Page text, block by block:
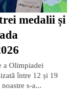
medalii și
a Olimpiadei
între 12 și 19
s-a...